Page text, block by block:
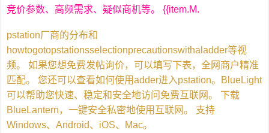
竞价参数、高频需求、疑似商机等。 {{item.M.
pstation厂商的分布和
howtogotopstationsselectionprecautionswithaladder等视
频。 如果您想免费发帖询价，可以填写下表，全网商户精准
匹配。 您还可以查看如何使用adder进入pstation。BlueLight
可以帮助您快速、稳定和安全地访问免费互联网。 下载
BlueLantern，一键安全私密地使用互联网。 支持
Windows、Android、iOS、Mac。